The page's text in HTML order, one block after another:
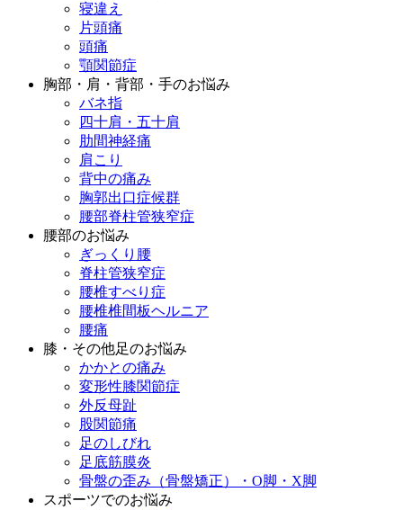
寝違え
片頭痛
頭痛
顎関節症
胸部・肩・背部・手のお悩み
バネ指
四十肩・五十肩
肋間神経痛
肩こり
背中の痛み
胸郭出口症候群
腰部脊柱管狭窄症
腰部のお悩み
ぎっくり腰
脊柱管狭窄症
腰椎すべり症
腰椎椎間板ヘルニア
腰痛
膝・その他足のお悩み
かかとの痛み
変形性膝関節症
外反母趾
股関節痛
足のしびれ
足底筋膜炎
骨盤の歪み（骨盤矯正）・O脚・X脚
スポーツでのお悩み